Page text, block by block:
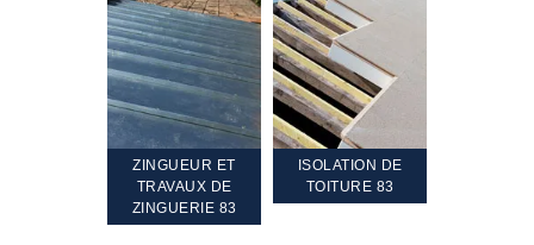
ZINGUEUR ET
TRAVAUX DE
ZINGUERIE 83
ISOLATION DE
TOITURE 83